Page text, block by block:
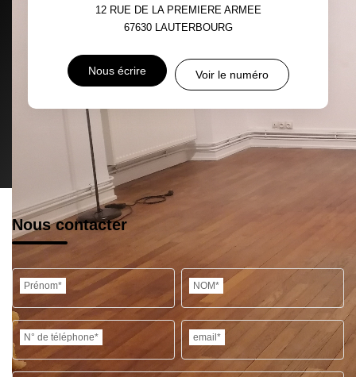
12 RUE DE LA PREMIERE ARMEE
67630 LAUTERBOURG
Nous écrire Voir le numéro
Nous contacter
Prénom* NOM*
N° de téléphone* email*